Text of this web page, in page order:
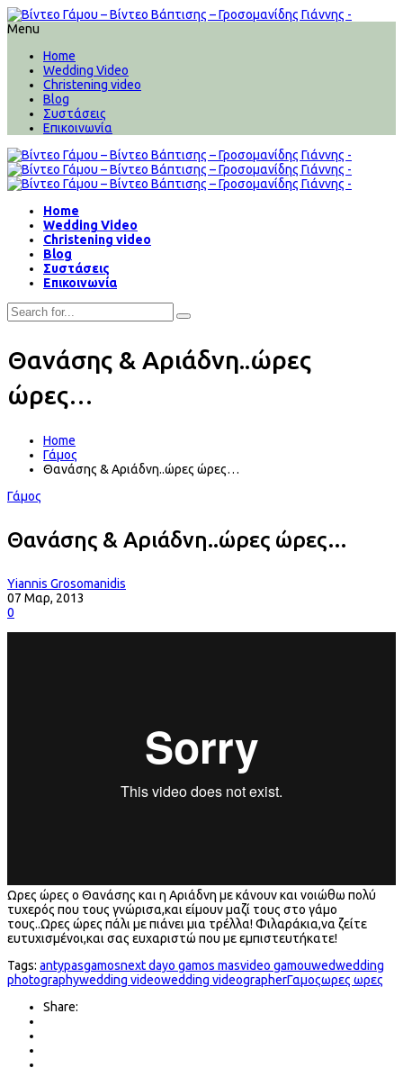
Menu
Home
Wedding Video
Christening video
Blog
Συστάσεις
Επικοινωνία
Home
Wedding Video
Christening video
Blog
Συστάσεις
Επικοινωνία
Θανάσης & Αριάδνη..ώρες
ώρες…
Home
Γάμος
Θανάσης & Αριάδνη..ώρες ώρες…
Γάμος
Θανάσης & Αριάδνη..ώρες ώρες…
Yiannis Grosomanidis
07 Μαρ, 2013
0
Ωρες ώρες ο Θανάσης και η Αριάδνη με κάνουν και νοιώθω πολύ
τυχερός που τους γνώρισα,και είμουν μαζί τους στο γάμο
τους..Ωρες ώρες πάλι με πιάνει μια τρέλλα! Φιλαράκια,να ζείτε
ευτυχισμένοι,και σας ευχαριστώ που με εμπιστευτήκατε!
Tags: antypasgamosnext dayo gamos masvideo gamouwedwedding
photographywedding videowedding videographerΓαμοςωρες ωρες
Share: